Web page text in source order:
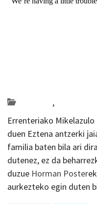
,
Errenteriako
duen Eztena antzerki
familia baten bila ari
dutenez, ez da
duzue Horman Poster
aurkezteko egin duten